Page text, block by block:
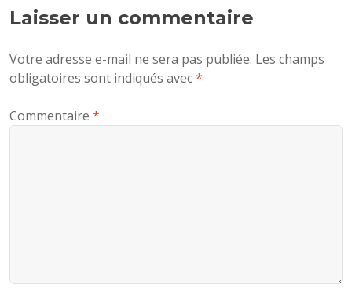
Laisser un commentaire
Votre adresse e-mail ne sera pas publiée. Les champs
obligatoires sont indiqués avec*
Commentaire *